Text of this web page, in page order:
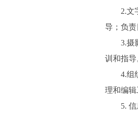
2.文
导；负责
3.摄
训和指导
4.组
理和编辑
5.